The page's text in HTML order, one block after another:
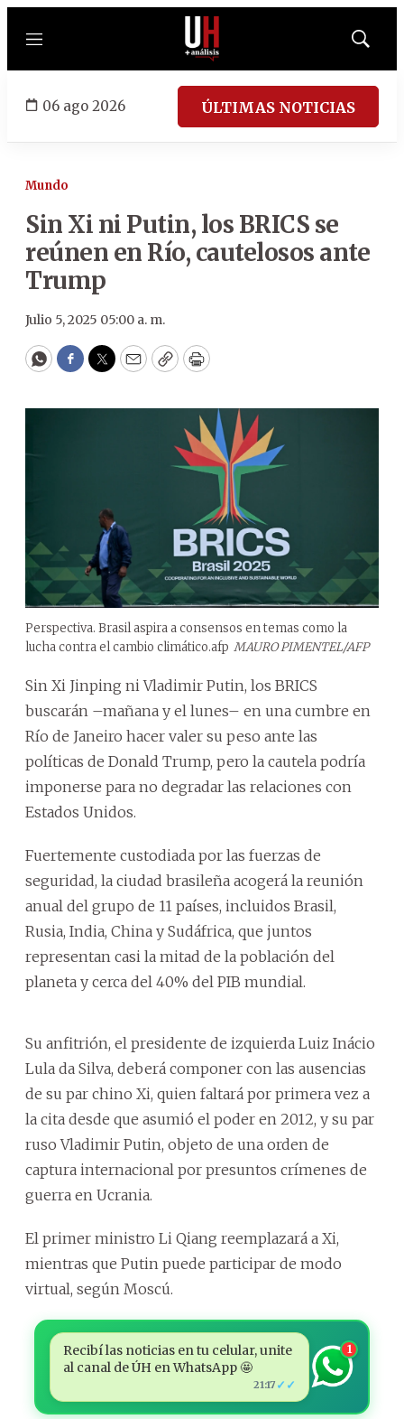
Menú
Mostrar
06 ago 2026 ÚLTIMAS NOTICIAS
Mundo
Sin Xi ni Putin, los BRICS se
reúnen en Río, cautelosos ante
Trump
Julio 5, 2025 05:00 a. m.
WhatsApp
Facebook
Twitter
EmailCopyPrint
Perspectiva. Brasil aspira a consensos en temas como la
lucha contra el cambio climático.afp MAURO PIMENTEL/AFP
Sin Xi Jinping ni Vladimir Putin, los BRICS
buscarán –mañana y el lunes– en una cumbre en
Río de Janeiro hacer valer su peso ante las
políticas de Donald Trump, pero la cautela podría
imponerse para no degradar las relaciones con
Estados Unidos.
Fuertemente custodiada por las fuerzas de
seguridad, la ciudad brasileña acogerá la reunión
anual del grupo de 11 países, incluidos Brasil,
Rusia, India, China y Sudáfrica, que juntos
representan casi la mitad de la población del
planeta y cerca del 40% del PIB mundial.
Su anfitrión, el presidente de izquierda Luiz Inácio
Lula da Silva, deberá componer con las ausencias
de su par chino Xi, quien faltará por primera vez a
la cita desde que asumió el poder en 2012, y su par
ruso Vladimir Putin, objeto de una orden de
captura internacional por presuntos crímenes de
guerra en Ucrania.
El primer ministro Li Qiang reemplazará a Xi,
mientras que Putin puede participar de modo
virtual, según Moscú.
Recibí las noticias en tu celular, unite
al canal de ÚH en WhatsApp 🤩
21:17 ✓✓
1